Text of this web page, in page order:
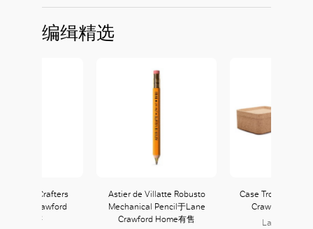
编缉精选
The Crafters
于Lane Crawford
Home有售
Astier de Villatte Robusto
Mechanical Pencil于Lane
Crawford Home有售
Case Trove Box
Crawford
Lane